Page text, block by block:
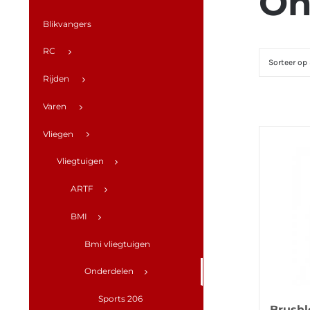
Sorteer op
Blikvangers
RC
Rijden
Varen
Vliegen
Vliegtuigen
ARTF
BMI
Bmi vliegtuigen
Onderdelen
Sports 206